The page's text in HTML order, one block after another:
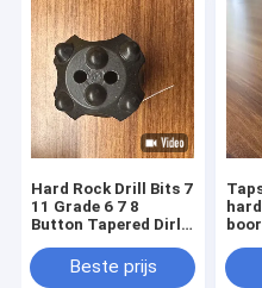
Hard Rock Drill Bits 7
11 Grade 6 7 8
Button Tapered Dirll
Beste prijs